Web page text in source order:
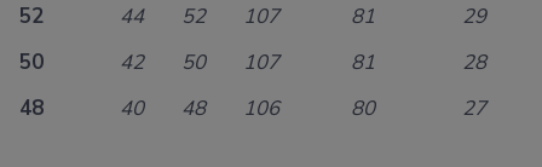
52
44 52 107 81
29
50
42 50 107 81
28
48
40 48 106 80 27